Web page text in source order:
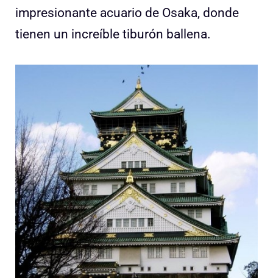
impresionante acuario de Osaka, donde
tienen un increíble tiburón ballena.